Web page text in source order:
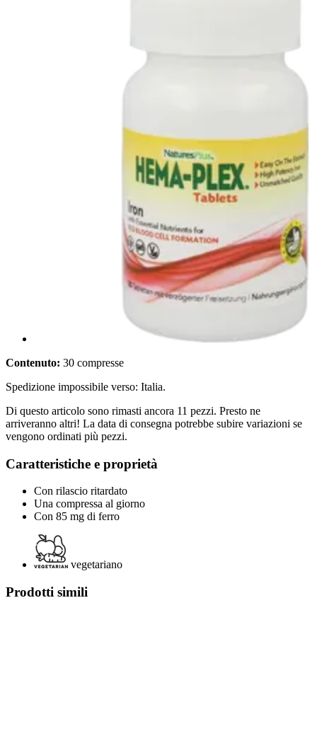
Contenuto: 30 compresse
Spedizione impossibile verso: Italia.
Di questo articolo sono rimasti ancora 11 pezzi. Presto ne
arriveranno altri! La data di consegna potrebbe subire variazioni se
vengono ordinati più pezzi.
Caratteristiche e proprietà
Con rilascio ritardato
Una compressa al giorno
Con 85 mg di ferro
vegetariano
Prodotti simili